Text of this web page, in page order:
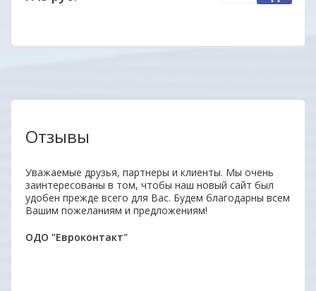
Отзывы
Уважаемые друзья, партнеры и клиенты. Мы очень
заинтересованы в том, чтобы наш новый сайт был
удобен прежде всего для Вас. Будем благодарны всем
Вашим пожеланиям и предложениям!
ОДО "Евроконтакт"